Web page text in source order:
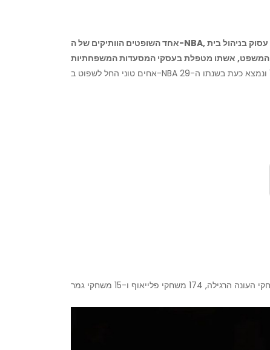
אחד השופטים הוותיקים של ה-NBA, האחים טוני, קשר את הקשר עם קימברלי ג'נקינס. בעוד טוני עסוק בניהול בית